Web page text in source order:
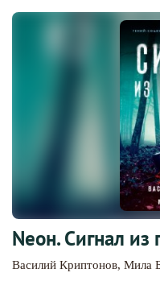
Nеон. Сигнал
Василий Криптонов, Мила